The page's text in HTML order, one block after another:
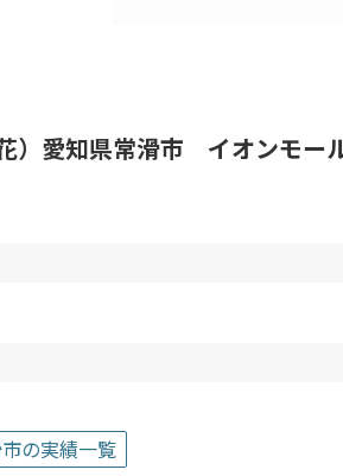
）愛知県常滑市 イオンモ
の実績一覧